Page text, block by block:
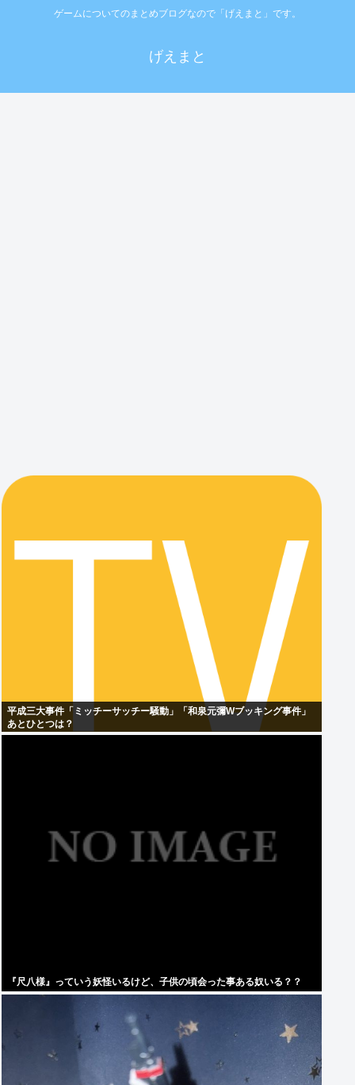
ゲームについてのまとめブログなので「げえまと」です。
げえまと
平成三大事件「ミッチーサッチー騒動」「和泉元彌Wブッキング事件」
あとひとつは？
『尺八様』っていう妖怪いるけど、子供の頃会った事ある奴いる？？